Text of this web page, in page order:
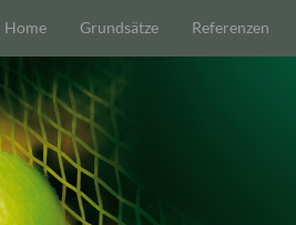
Home Grundsätze Referenzen